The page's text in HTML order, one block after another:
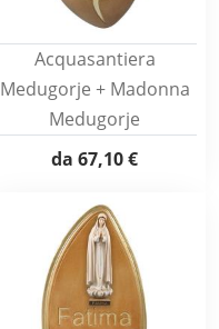
Acquasantiera
Medugorje + Madonna
Medugorje
da 67,10 €